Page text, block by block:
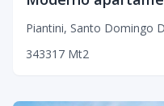
Piantini, Santo Domingo
343317 Mt2